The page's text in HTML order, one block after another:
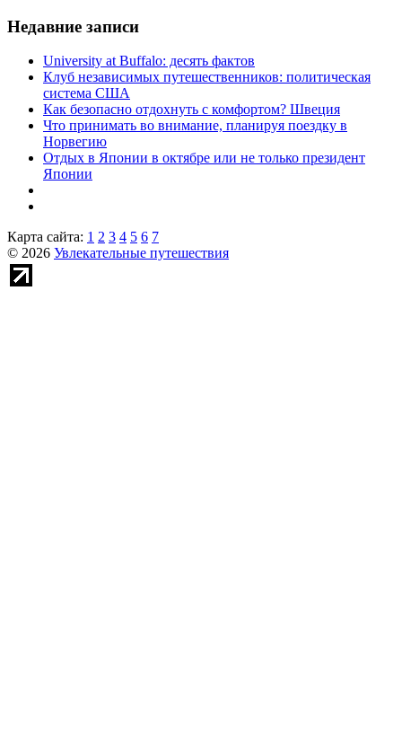
Недавние записи
University at Buffalo: десять фактов
Клуб независимых путешественников: политическая
система США
Как безопасно отдохнуть с комфортом? Швеция
Что принимать во внимание, планируя поездку в
Норвегию
Отдых в Японии в октябре или не только президент
Японии
Карта сайта: 1 2 3 4 5 6 7
© 2026 Увлекательные путешествия